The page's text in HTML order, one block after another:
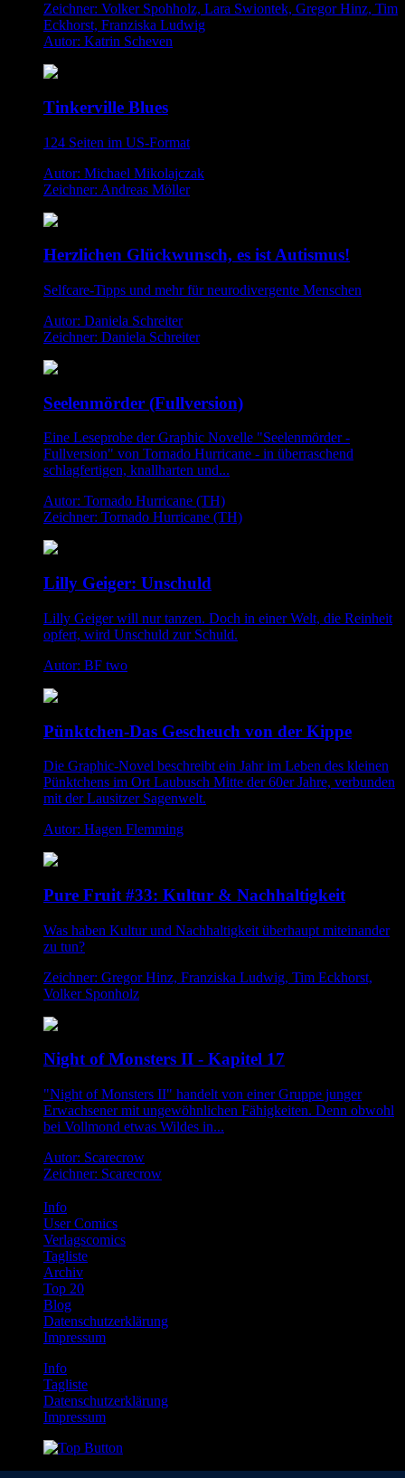
Zeichner: Volker Spohholz, Lara Swiontek, Gregor Hinz, Tim
Eckhorst, Franziska Ludwig
Autor: Katrin Scheven
Tinkerville Blues
124 Seiten im US-Format
Autor: Michael Mikolajczak
Zeichner: Andreas Möller
Herzlichen Glückwunsch, es ist Autismus!
Selfcare-Tipps und mehr für neurodivergente Menschen
Autor: Daniela Schreiter
Zeichner: Daniela Schreiter
Seelenmörder (Fullversion)
Eine Leseprobe der Graphic Novelle "Seelenmörder -
Fullversion" von Tornado Hurricane - in überraschend
schlagfertigen, knallharten und...
Autor: Tornado Hurricane (TH)
Zeichner: Tornado Hurricane (TH)
Lilly Geiger: Unschuld
Lilly Geiger will nur tanzen. Doch in einer Welt, die Reinheit
opfert, wird Unschuld zur Schuld.
Autor: BF two
Pünktchen-Das Gescheuch von der Kippe
Die Graphic-Novel beschreibt ein Jahr im Leben des kleinen
Pünktchens im Ort Laubusch Mitte der 60er Jahre, verbunden
mit der Lausitzer Sagenwelt.
Autor: Hagen Flemming
Pure Fruit #33: Kultur & Nachhaltigkeit
Was haben Kultur und Nachhaltigkeit überhaupt miteinander
zu tun?
Zeichner: Gregor Hinz, Franziska Ludwig, Tim Eckhorst,
Volker Sponholz
Night of Monsters II - Kapitel 17
"Night of Monsters II" handelt von einer Gruppe junger
Erwachsener mit ungewöhnlichen Fähigkeiten. Denn obwohl
bei Vollmond etwas Wildes in...
Autor: Scarecrow
Zeichner: Scarecrow
Info
User Comics
Verlagscomics
Tagliste
Archiv
Top 20
Blog
Datenschutzerklärung
Impressum
Info
Tagliste
Datenschutzerklärung
Impressum